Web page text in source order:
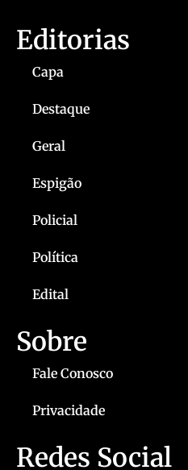
Editorias
Capa
Destaque
Geral
Espigão
Policial
Política
Edital
Sobre
Fale Conosco
Privacidade
Redes Social